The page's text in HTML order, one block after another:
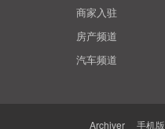
商家入驻
房产频道
汽车频道
Archiver 手机版